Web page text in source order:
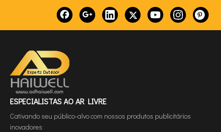
ESPECIALISTAS AO AR LIVRE
Cativando seu público-alvo com nossos produtos publicitários
inovadores